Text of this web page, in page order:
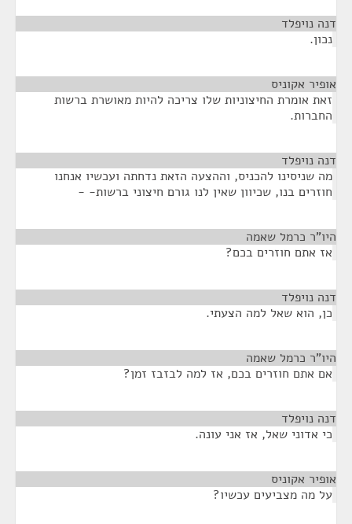
דנה נויפלד
נכון.
אופיר אקוניס
זאת אומרת החיצוניות שלו צריכה להיות מאושרת ברשות
החברות.
דנה נויפלד
מה שניסינו להכניס, וההצעה הזאת נדחתה ועכשיו אנחנו
חוזרים בנו, שכיוון שאין לנו גורם חיצוני ברשות- -
היו"ר כרמל שאמה
אז אתם חוזרים בכם?
דנה נויפלד
כן, הוא שאל למה הצעתי.
היו"ר כרמל שאמה
אם אתם חוזרים בכם, אז למה לבזבז זמן?
דנה נויפלד
כי אדוני שאל, אז אני עונה.
אופיר אקוניס
על מה מצביעים עכשיו?